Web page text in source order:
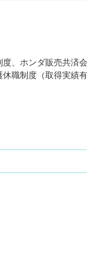
、ホンダ販売共済
職制度（取得実績